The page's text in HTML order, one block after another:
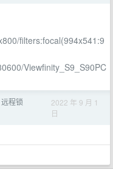
filters:focal(994x541:9
Viewfinity_S9_S90PC
程锁
2022 年 9 月 1
日